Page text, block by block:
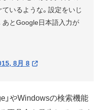
いるような。設定をいじ
あとGoogle日本語入力が
8月 8
」やWindowsの検索機能